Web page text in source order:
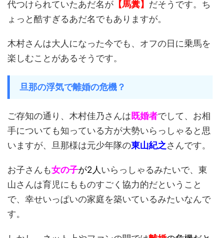
代つけられていたあだ名が 【馬糞】 だそうです。ち
ょっと酷すぎるあだ名でもありますが。
木村さんは大人になった今でも、オフの日に乗馬を
楽しむことがあるそうです。
旦那の浮気で離婚の危機？
ご存知の通り、木村佳乃さんは既婚者でして、お相
手についても知っている方が大勢いらっしゃると思
いますが、旦那様は元少年隊の東山紀之さんです。
お子さんも女の子が2人 いらっしゃるみたいで、東
山さんは育児にもものすごく協力的だということ
で、幸せいっぱいの家庭を築いているみたいなんで
す。